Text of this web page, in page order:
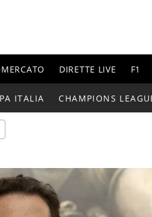
DIRETTE LIVE F1
ITALIA CHAMPIONS